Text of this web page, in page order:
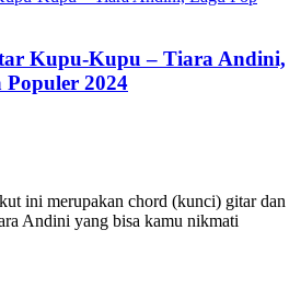
Kupu-Kupu – Tiara Andini,
Populer 2024
ini merupakan chord (kunci) gitar dan
Andini yang bisa kamu nikmati